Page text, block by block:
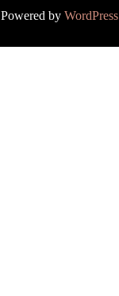
Powered by WordPress